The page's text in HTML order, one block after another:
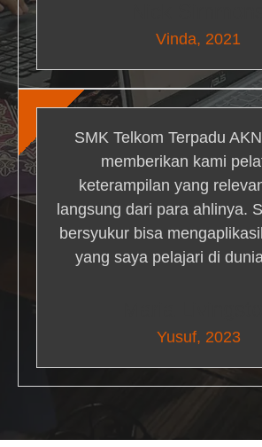
Vinda, 2021
SMK Telkom Terpadu
memberikan kami
keterampilan yang
langsung dari para ahlinya.
bersyukur bisa
yang saya pelajari di
Yusuf, 2023